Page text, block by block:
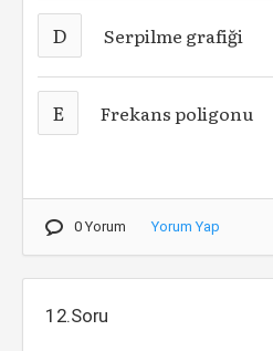
D Serpilme grafiği
E Frekans poligonu
0 Yorum Yorum Yap
12.Soru